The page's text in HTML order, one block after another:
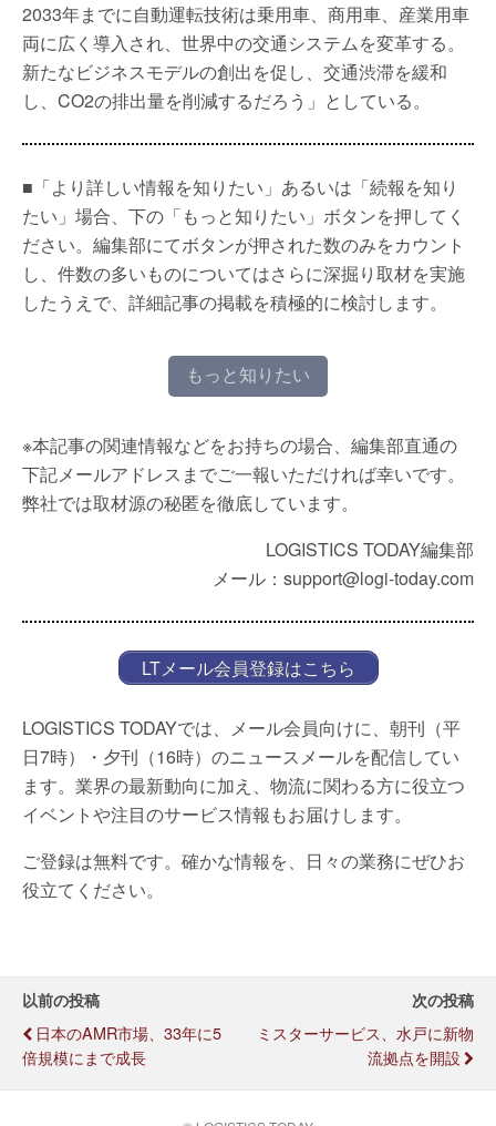
2033年までに自動運転技術は乗用車、商用車、産業用車
両に広く導入され、世界中の交通システムを変革する。
新たなビジネスモデルの創出を促し、交通渋滞を緩和
し、CO2の排出量を削減するだろう」としている。
■「より詳しい情報を知りたい」あるいは「続報を知り
たい」場合、下の「もっと知りたい」ボタンを押してく
ださい。編集部にてボタンが押された数のみをカウント
し、件数の多いものについてはさらに深掘り取材を実施
したうえで、詳細記事の掲載を積極的に検討します。
もっと知りたい
※本記事の関連情報などをお持ちの場合、編集部直通の
下記メールアドレスまでご一報いただければ幸いです。
弊社では取材源の秘匿を徹底しています。
LOGISTICS TODAY編集部
メール：support@logi-today.com
LTメール会員登録はこちら
LOGISTICS TODAYでは、メール会員向けに、朝刊（平
日7時）・夕刊（16時）のニュースメールを配信してい
ます。業界の最新動向に加え、物流に関わる方に役立つ
イベントや注目のサービス情報もお届けします。
ご登録は無料です。確かな情報を、日々の業務にぜひお
役立てください。
以前の投稿
日本のAMR市場、33年に5
倍規模にまで成長
次の投稿
ミスターサービス、水戸に新物
流拠点を開設